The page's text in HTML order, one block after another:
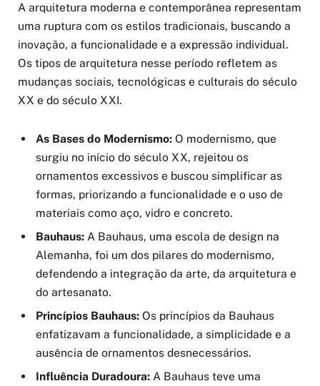
A arquitetura moderna e contemporânea representam
uma ruptura com os estilos tradicionais, buscando a
inovação, a funcionalidade e a expressão individual.
Os tipos de arquitetura nesse período refletem as
mudanças sociais, tecnológicas e culturais do século
XX e do século XXI.
As Bases do Modernismo: O modernismo, que
surgiu no início do século XX, rejeitou os
ornamentos excessivos e buscou simplificar as
formas, priorizando a funcionalidade e o uso de
materiais como aço, vidro e concreto.
Bauhaus: A Bauhaus, uma escola de design na
Alemanha, foi um dos pilares do modernismo,
defendendo a integração da arte, da arquitetura e
do artesanato.
Princípios Bauhaus: Os princípios da Bauhaus
enfatizavam a funcionalidade, a simplicidade e a
ausência de ornamentos desnecessários.
Influência Duradoura: A Bauhaus teve uma